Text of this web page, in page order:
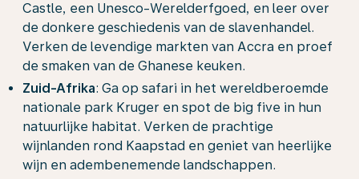
Castle, een Unesco-Werelderfgoed, en leer over
de donkere geschiedenis van de slavenhandel.
Verken de levendige markten van Accra en proef
de smaken van de Ghanese keuken.
Zuid-Afrika: Ga op safari in het wereldberoemde
nationale park Kruger en spot de big five in hun
natuurlijke habitat. Verken de prachtige
wijnlanden rond Kaapstad en geniet van heerlijke
wijn en adembenemende landschappen.